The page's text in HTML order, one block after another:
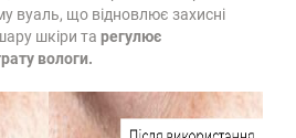
вуаль, що відновлює захисні
шкіри та регулює
вологи.